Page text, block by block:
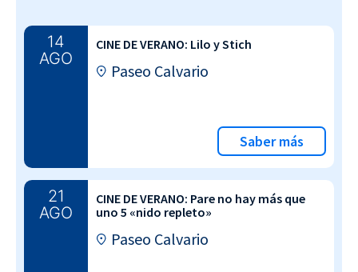
14
AGO
CINE DE VERANO: Lilo y Stich
Paseo Calvario
Saber más
21
AGO
CINE DE VERANO: Pare no hay más que
uno 5 «nido repleto»
Paseo Calvario